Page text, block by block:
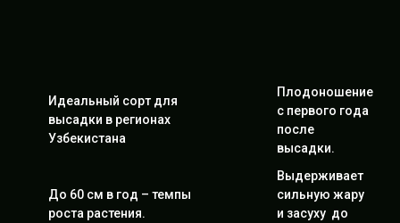
Идеальный сорт для
высадки в регионах
Узбекистана
Плодоношение
с первого года
после
высадки.
До 60 см в год – темпы
роста растения.
Выдерживает
сильную жару
и засуху до